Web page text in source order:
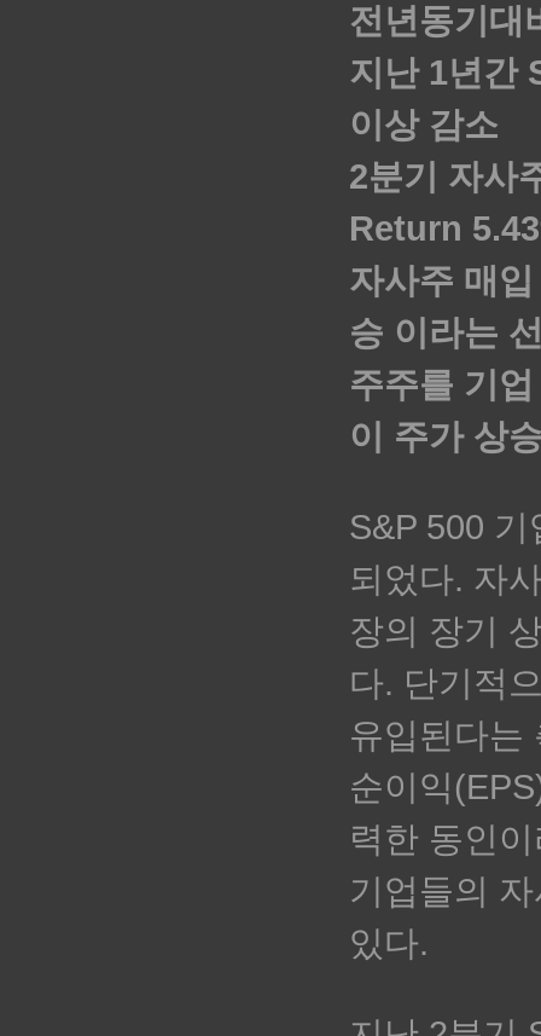
전년동기대
지난 1년간
이상 감소
2분기 자사
Return
자사주 매
승 이라는
주주를 기
이 주가 상
S&P 500
되었다. 자
장의 장기
다. 단기적
유입된다는
순이익
력한 동인
기업들의
있다.